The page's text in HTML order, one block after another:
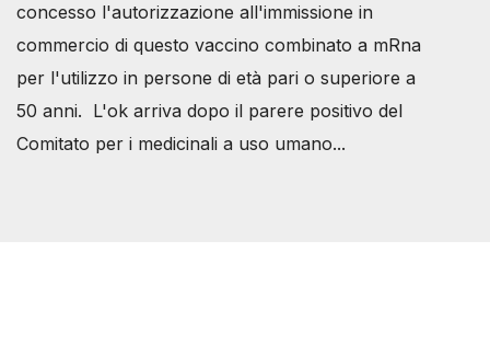
concesso l'autorizzazione all'immissione in
commercio di questo vaccino combinato a mRna
per l'utilizzo in persone di età pari o superiore a
50 anni. L'ok arriva dopo il parere positivo del
Comitato per i medicinali a uso umano...